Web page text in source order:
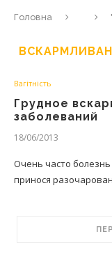
Головна
Вагітність
Грудное
заболеваний
18/06/2013
Очень часто
принося